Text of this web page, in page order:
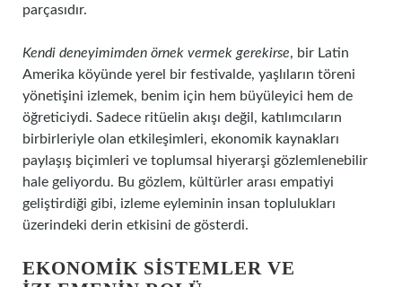
parçasıdır.
Kendi deneyimimden örnek vermek gerekirse, bir Latin
Amerika köyünde yerel bir festivalde, yaşlıların töreni
yönetişini izlemek, benim için hem büyüleyici hem de
öğreticiydi. Sadece ritüelin akışı değil, katılımcıların
birbirleriyle olan etkileşimleri, ekonomik kaynakları
paylaşış biçimleri ve toplumsal hiyerarşi gözlemlenebilir
hale geliyordu. Bu gözlem, kültürler arası empatiyi
geliştirdiği gibi, izleme eyleminin insan toplulukları
üzerindeki derin etkisini de gösterdi.
EKONOMIK SISTEMLER VE